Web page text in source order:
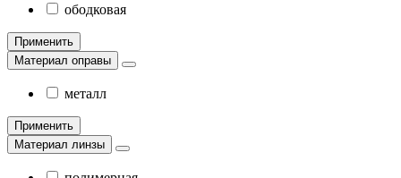
ободковая
Применить
Материал оправы
металл
Применить
Материал линзы